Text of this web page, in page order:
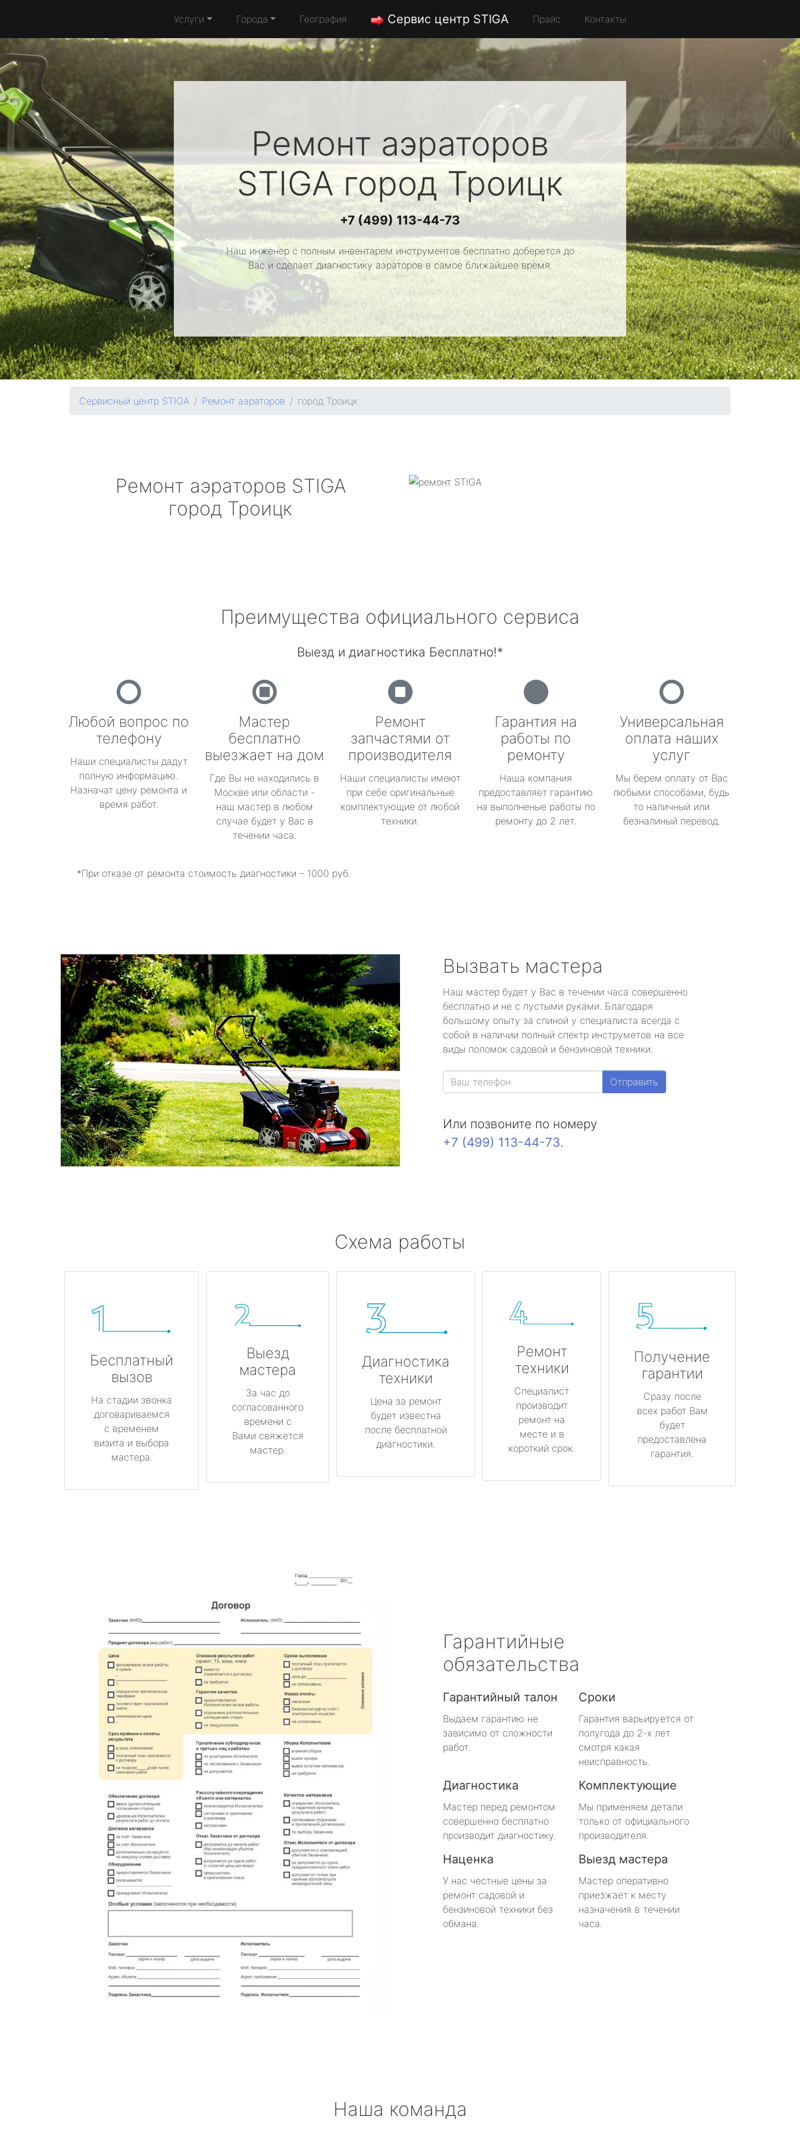
Услуги Города География Сервис центр STIGA Прайс Контакты
Ремонт аэраторов
STIGAгород Троицк
+7 (499) 113-44-73
Наш инженер с полным инвентарем инструментов бесплатно доберется до
Вас и сделает диагностику аэраторов в самое ближайшее время.
Сервисный центр STIGA Ремонт аэраторов город Троицк
Ремонт аэраторов STIGA
город Троицк
Преимущества официального сервиса
Выезд и диагностика Бесплатно!*
Любой вопрос по
телефону
Наши специалисты дадут
полную информацию.
Назначат цену ремонта и
время работ.
Мастер
бесплатно
выезжает на дом
Где Вы не находились в
Москве или области -
наш мастер в любом
случае будет у Вас в
течении часа.
Ремонт
запчастями от
производителя
Наши специалисты имеют
при себе оригинальные
комплектующие от любой
техники.
Гарантия на
работы по
ремонту
Наша компания
предоставляет гарантию
на выполненые работы по
ремонту до 2 лет.
Универсальная
оплата наших
услуг
Мы берем оплату от Вас
любыми способами, будь
то наличный или
безналиный перевод.
*При отказе от ремонта стоимость диагностики – 1000 руб.
Вызвать мастера
Наш мастер будет у Вас в течении часа совершенно
бесплатно и не с пустыми руками. Благодаря
большому опыту за спиной у специалиста всегда с
собой в наличии полный спектр инструметов на все
виды поломок садовой и бензиновой техники.
Отправить
Или позвоните по номеру
+7 (499) 113-44-73.
Схема работы
Бесплатный
вызов
На стадии звонка
договариваемся
с временем
визита и выбора
мастера.
Выезд
мастера
За час до
согласованного
времени с
Вами свяжется
мастер.
Диагностика
техники
Цена за ремонт
будет известна
после бесплатной
диагностики.
Ремонт
техники
Специалист
производит
ремонт на
месте и в
короткий срок.
Получение
гарантии
Сразу после
всех работ Вам
будет
предоставлена
гарантия.
Гарантийные
обязательства
Гарантийный талон
Выдаем гарантию не
зависимо от сложности
работ.
Сроки
Гарантия варьируется от
полугода до 2-х лет
смотря какая
неисправность.
Диагностика
Мастер перед ремонтом
совершенно бесплатно
производит диагностику.
Комплектующие
Мы применяем детали
только от официального
производителя.
Наценка
У нас честные цены за
ремонт садовой и
бензиновой техники без
обмана.
Выезд мастера
Мастер оперативно
приезжает к месту
назначения в течении
часа.
Наша команда